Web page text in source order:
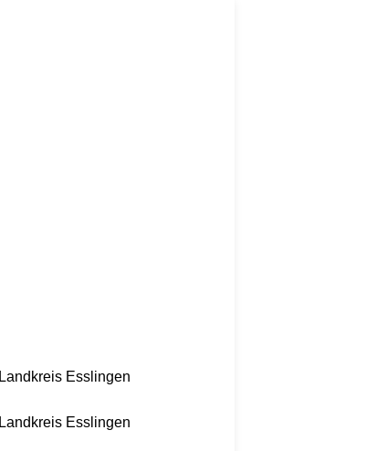
Landkreis Esslingen
Landkreis Esslingen